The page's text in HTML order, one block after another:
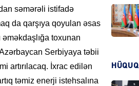
səmərəli istifadə
da qarşıya qoyulan əsas
toxunan
Serbiyaya təbii
artırılacaq. İxrac edilən
təmiz enerji istehsalına
HÜQUQ